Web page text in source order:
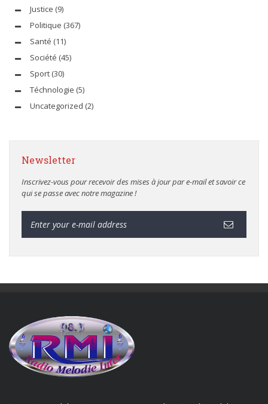
Justice (9)
Politique (367)
Santé (11)
Société (45)
Sport (30)
Téchnologie (5)
Uncategorized (2)
Newsletter
Inscrivez-vous pour recevoir des mises à jour par e-mail et savoir ce
qui se passe avec notre magazine !